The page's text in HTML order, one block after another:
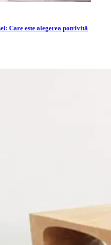
Care este alegerea potrivită